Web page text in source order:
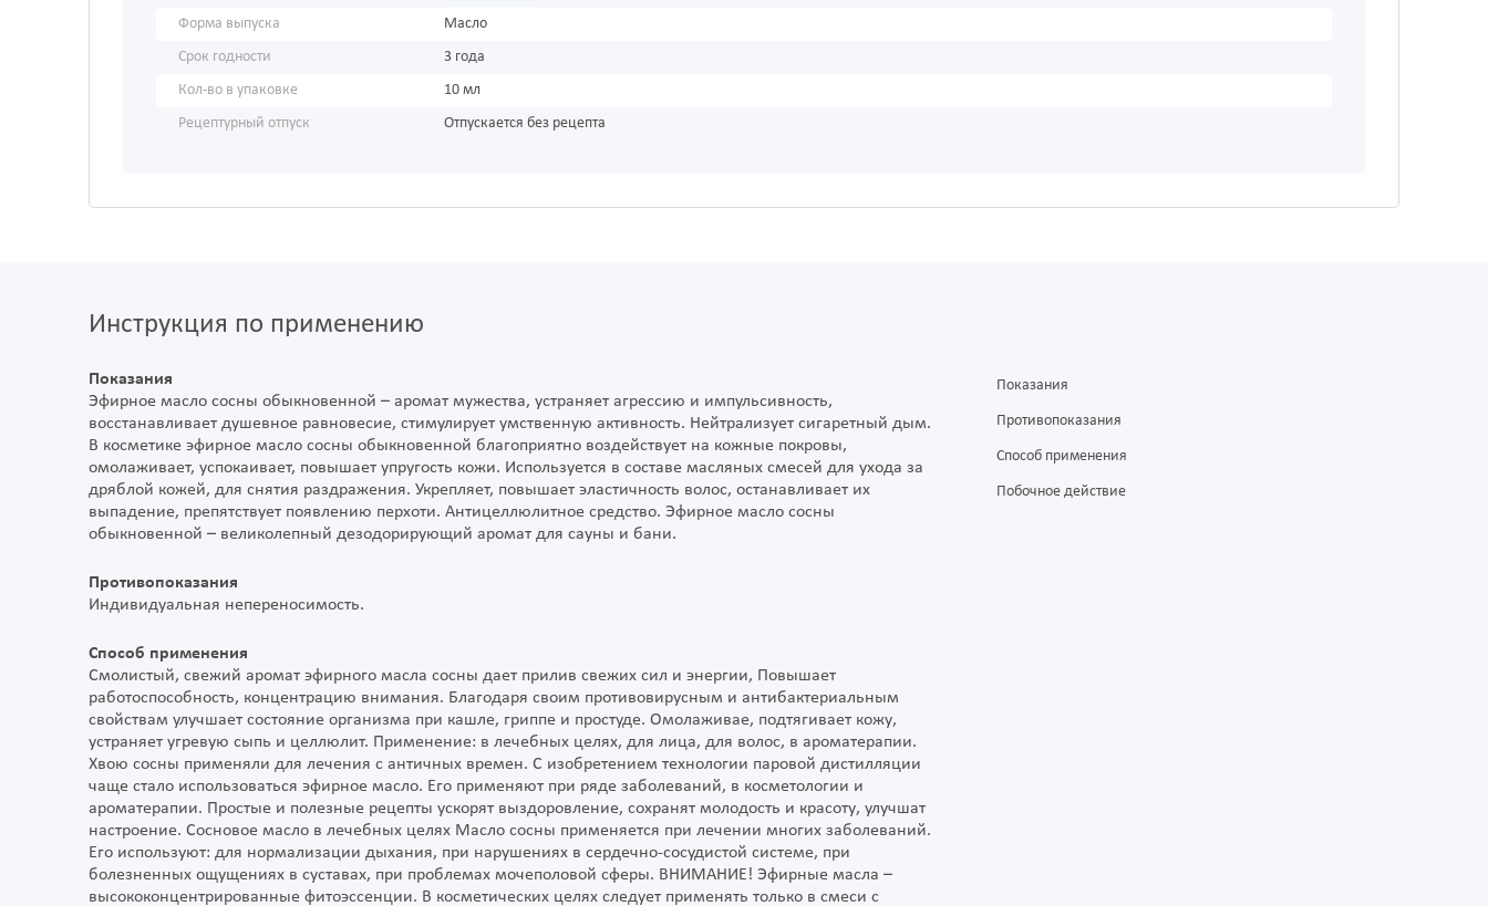
Форма выпуска
Масло
Срок годности
3 года
Кол-во в упаковке
10 мл
Рецептурный отпуск
Отпускается без рецепта
Инструкция по применению
Показания
Эфирное масло сосны обыкновенной – аромат мужества, устраняет агрессию и импульсивность,
восстанавливает душевное равновесие, стимулирует умственную активность. Нейтрализует сигаретный дым.
В косметике эфирное масло сосны обыкновенной благоприятно воздействует на кожные покровы,
омолаживает, успокаивает, повышает упругость кожи. Используется в составе масляных смесей для ухода за
дряблой кожей, для снятия раздражения. Укрепляет, повышает эластичность волос, останавливает их
выпадение, препятствует появлению перхоти. Антицеллюлитное средство. Эфирное масло сосны
обыкновенной – великолепный дезодорирующий аромат для сауны и бани.
Противопоказания
Индивидуальная непереносимость.
Способ применения
Смолистый, свежий аромат эфирного масла сосны дает прилив свежих сил и энергии, Повышает
работоспособность, концентрацию внимания. Благодаря своим противовирусным и антибактериальным
свойствам улучшает состояние организма при кашле, гриппе и простуде. Омолаживае, подтягивает кожу,
устраняет угревую сыпь и целлюлит. Применение: в лечебных целях, для лица, для волос, в ароматерапии.
Хвою сосны применяли для лечения с античных времен. С изобретением технологии паровой дистилляции
чаще стало использоваться эфирное масло. Его применяют при ряде заболеваний, в косметологии и
ароматерапии. Простые и полезные рецепты ускорят выздоровление, сохранят молодость и красоту, улучшат
настроение. Сосновое масло в лечебных целях Масло сосны применяется при лечении многих заболеваний.
Его используют: для нормализации дыхания, при нарушениях в сердечно-сосудистой системе, при
болезненных ощущениях в суставах, при проблемах мочеполовой сферы. ВНИМАНИЕ! Эфирные масла –
высококонцентрированные фитоэссенции. В косметических целях следует применять только в смеси с
Показания
Противопоказания
Способ применения
Побочное действие